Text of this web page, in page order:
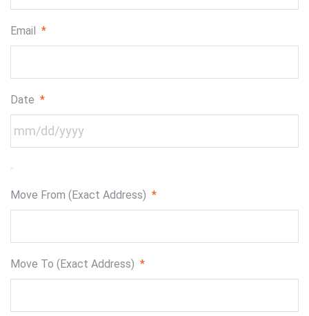
Email *
Date *
Move From (Exact Address) *
Move To (Exact Address) *